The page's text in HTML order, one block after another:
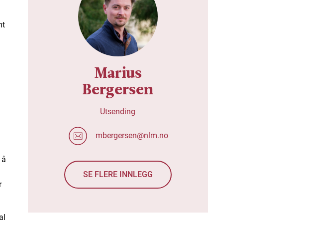
Marius
Bergersen
Utsending
mbergersen@nlm.no
SE FLERE INNLEGG